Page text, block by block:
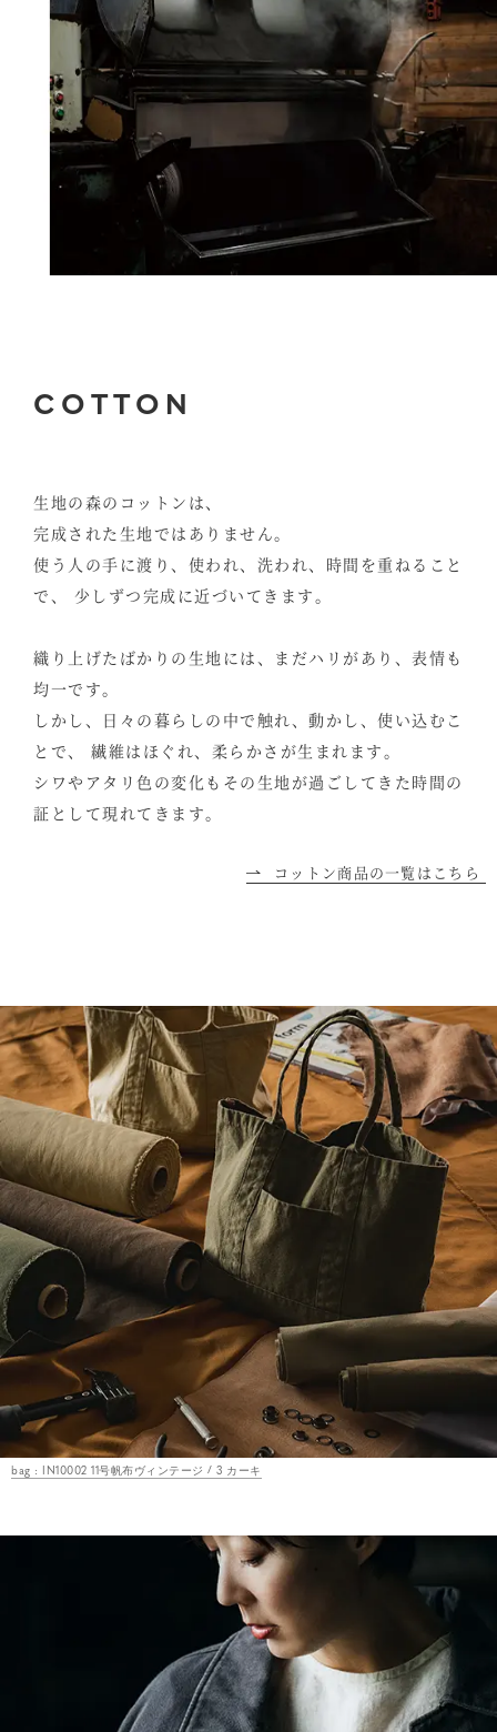
COTTON
生地の森のコットンは、
完成された生地ではありません。
使う人の手に渡り、使われ、洗われ、時間を重ねること
で、
少しずつ完成に近づいてきます。
織り上げたばかりの生地には、まだハリがあり、表情も
均一です。
しかし、日々の暮らしの中で触れ、動かし、使い込むこ
とで、
繊維はほぐれ、柔らかさが生まれます。
シワやアタリ色の変化も その生地が過ごしてきた時間の
証として現れてきます。
コットン商品の一覧はこちら
bag : IN10002 11号帆布ヴィンテージ / 3 カーキ